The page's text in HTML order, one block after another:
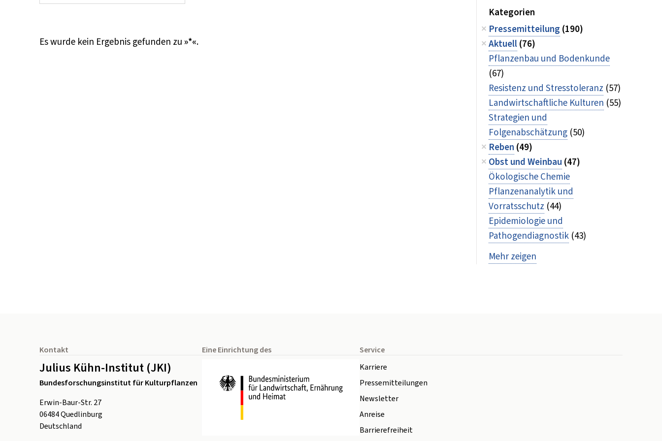
Es wurde kein Ergebnis gefunden zu»*«.
Kategorien
Pressemitteilung (190)
Aktuell(76)
Pflanzenbau und Bodenkunde
(67)
Resistenz und Stresstoleranz (57)
Landwirtschaftliche Kulturen (55)
Strategien und
Folgenabschätzung (50)
Reben (49)
Obst und Weinbau (47)
Ökologische Chemie
Pflanzenanalytik und
Vorratsschutz (44)
Epidemiologie und
Pathogendiagnostik (43)
Mehr zeigen
Kontakt
Julius Kühn-Institut (JKI)
Bundesforschungsinstitut für Kulturpflanzen
Erwin-Baur-Str. 27
06484Quedlinburg
Deutschland
Eine Einrichtung des
Service
Karriere
Pressemitteilungen
Newsletter
Anreise
Barrierefreiheit